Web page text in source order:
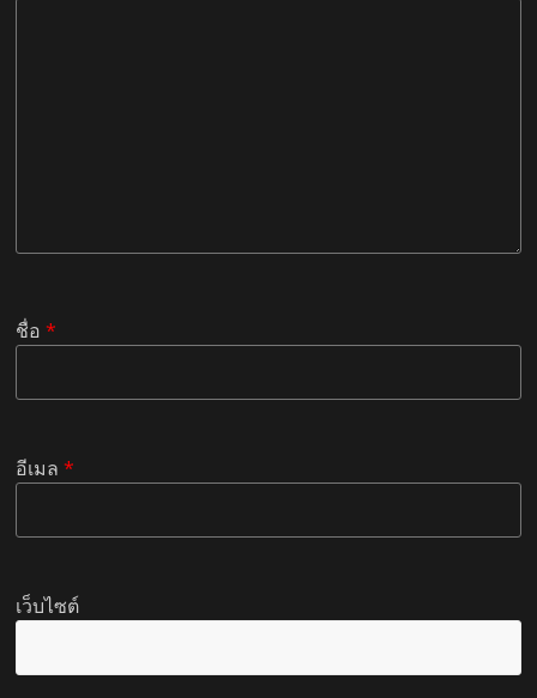
ชื่อ*
อีเมล*
เว็บไซต์